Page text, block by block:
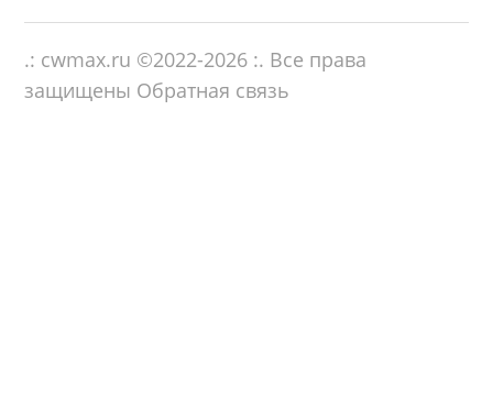
.: cwmax.ru ©2022-2026 :. Все права
защищены Обратная связь